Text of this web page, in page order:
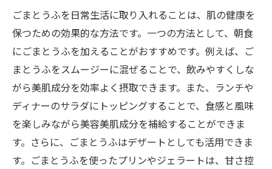
ごまとうふを日常生活に取り入れることは、肌の健康を
保つための効果的な方法です。一つの方法として、朝食
にごまとうふを加えることがおすすめです。例えば、ご
まとうふをスムージーに混ぜることで、飲みやすくしな
がら美肌成分を効率よく摂取できます。また、ランチや
ディナーのサラダにトッピングすることで、食感と風味
を楽しみながら美容美肌成分を補給することができま
す。さらに、ごまとうふはデザートとしても活用できま
す。ごまとうふを使ったプリンやジェラートは、甘さ控